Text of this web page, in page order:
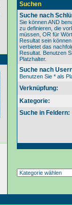
Suchen
Suche nach
Sie können AND
zu definieren, die
müssen, OR für
Resultat sein
verbietet das
Resultat. Benutzen
Platzhalter.
Suche nach
Benutzen Sie * als
Verknüpfung:
Kategorie:
Suche in Feldern: